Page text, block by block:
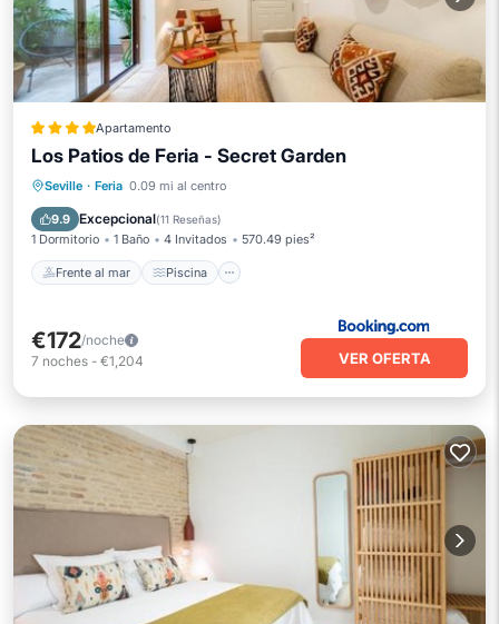
Apartamento
Los Patios de Feria - Secret Garden
Seville · Feria 0.09 mi al centro
9.9 Excepcional(11 Reseñas)
1 Dormitorio 1 Baño 4 Invitados 570.49 pies²
Frente al mar Piscina
Frente al mar
Balcón/Terraza
€172/noche
7 noches - €1,204 VER OFERTA